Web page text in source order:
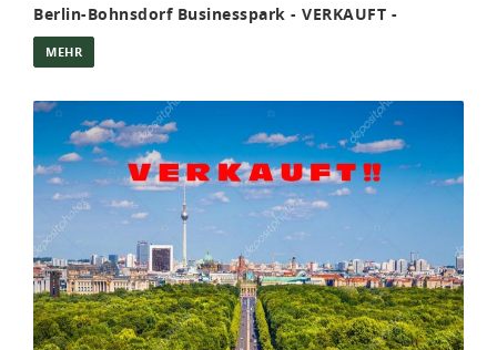
Berlin-Bohnsdorf Businesspark - VERKAUFT -
MEHR